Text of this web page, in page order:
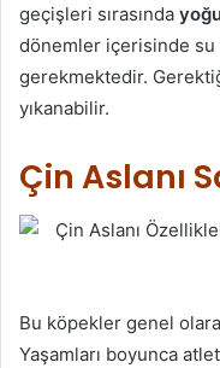
geçişleri sırasında
dönemler içerisinde su
gerekmektedir.
yıkanabilir.
Çin Aslanı
Bu köpekler genel
Yaşamları boyunca